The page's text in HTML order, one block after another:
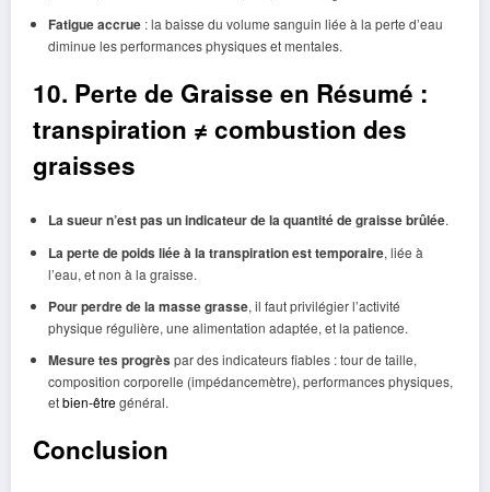
Fatigue accrue: la baisse du volume sanguin liée à la perte d’eau
diminue les performances physiques et mentales.
10. Perte de Graisse en Résumé :
transpiration ≠ combustion des
graisses
La sueur n’est pas un indicateur de la quantité de graisse brûlée.
La perte de poids liée à la transpiration est temporaire, liée à
l’eau, et non à la graisse.
Pour perdre de la masse grasse, il faut privilégier l’activité
physique régulière, une alimentation adaptée, et la patience.
Mesure tes progrès par des indicateurs fiables : tour de taille,
composition corporelle (impédancemètre), performances physiques,
etbien-êtregénéral.
Conclusion